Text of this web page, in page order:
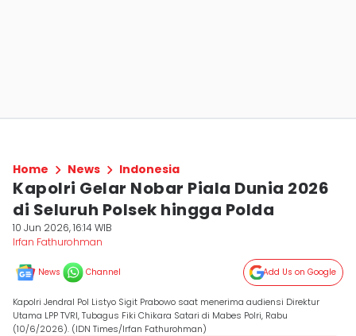
Home News Indonesia
Kapolri Gelar Nobar Piala Dunia 2026
di Seluruh Polsek hingga Polda
10 Jun 2026, 16:14 WIB
Irfan Fathurohman
News Channel Add Us on Google
Kapolri Jendral Pol Listyo Sigit Prabowo saat menerima audiensi Direktur
Utama LPP TVRI, Tubagus Fiki Chikara Satari di Mabes Polri, Rabu
(10/6/2026). (IDN Times/Irfan Fathurohman)